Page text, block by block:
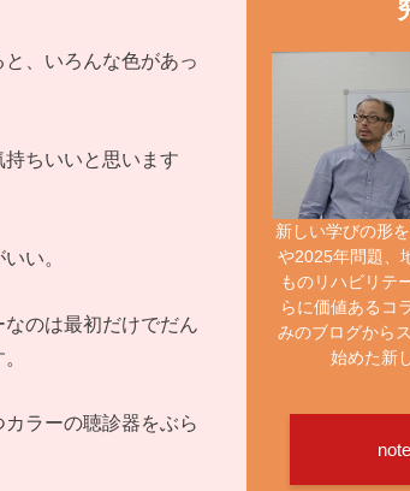
、いろんな色があっ
ちいいと思います
い。
のは最初だけでだん
ラーの聴診器をぶら
新しい学びの形
や2025年問題、
ものリハビリテ
らに価値あるコ
みのブログから
始めた新